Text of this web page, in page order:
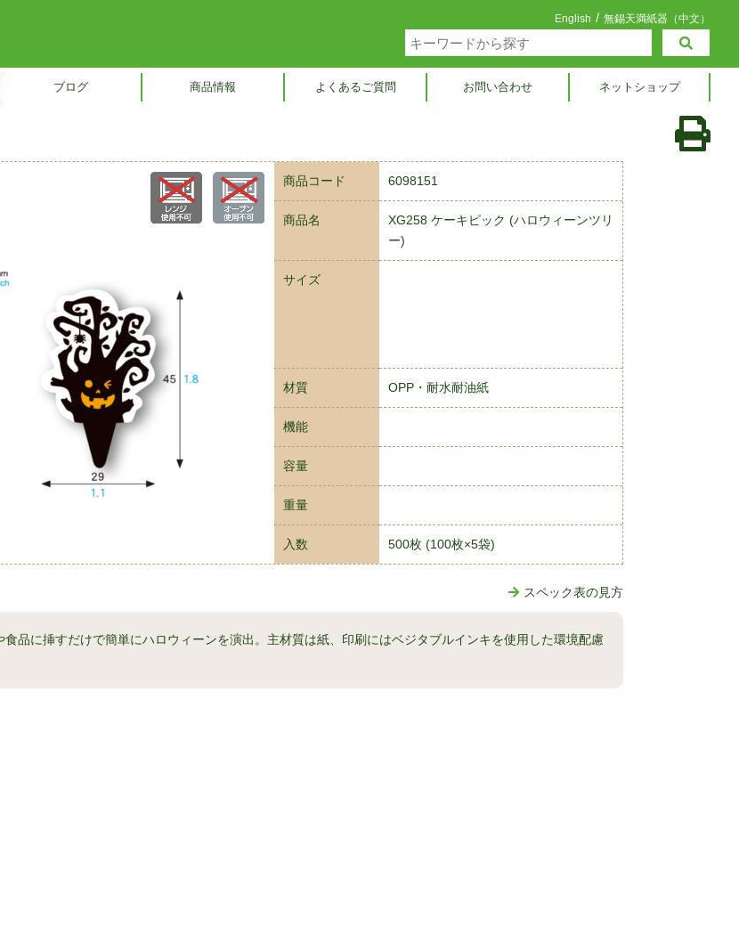
English / 無錫天満紙器（中文）
ブログ 商品情報 よくあるご質問 お問い合わせ ネットショップ
商品コード 6098151
商品名
XG258 ケーキピック (ハロウィーンツリ
ー)
サイズ
材質 OPP・耐水耐油紙
機能
容量
重量
入数 500枚 (100枚×5袋)
スペック表の見方
食品に挿すだけで簡単にハロウィーンを演出。主材質は紙、印刷にはベジタブルインキを使用した環境配慮